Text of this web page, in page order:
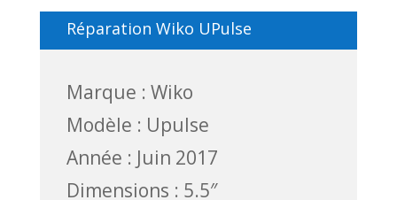
Réparation Wiko UPulse
Marque : Wiko
Modèle : Upulse
Année : Juin 2017
Dimensions : 5.5″